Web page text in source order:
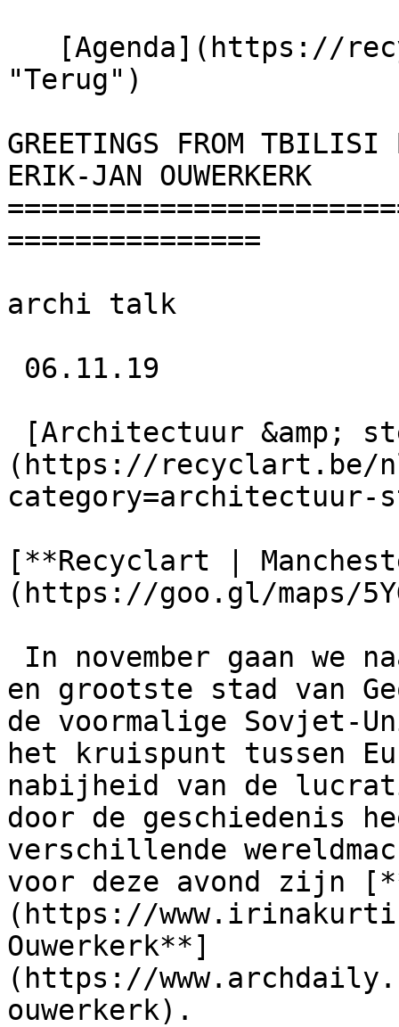
"Terug")
GREETINGS FROM
ERIK-JAN OUWERKERK
===============
archi talk
(https://recyclart.be/
category=architectuur-
[**Recyclart |
(https://goo.gl/maps/
en grootste stad van
de voormalige Sovjet-
het kruispunt tussen
nabijheid van de
door de geschiedenis
verschillende
voor deze avond
(https://
Ouwerkerk**]
(https://
ouwerkerk).